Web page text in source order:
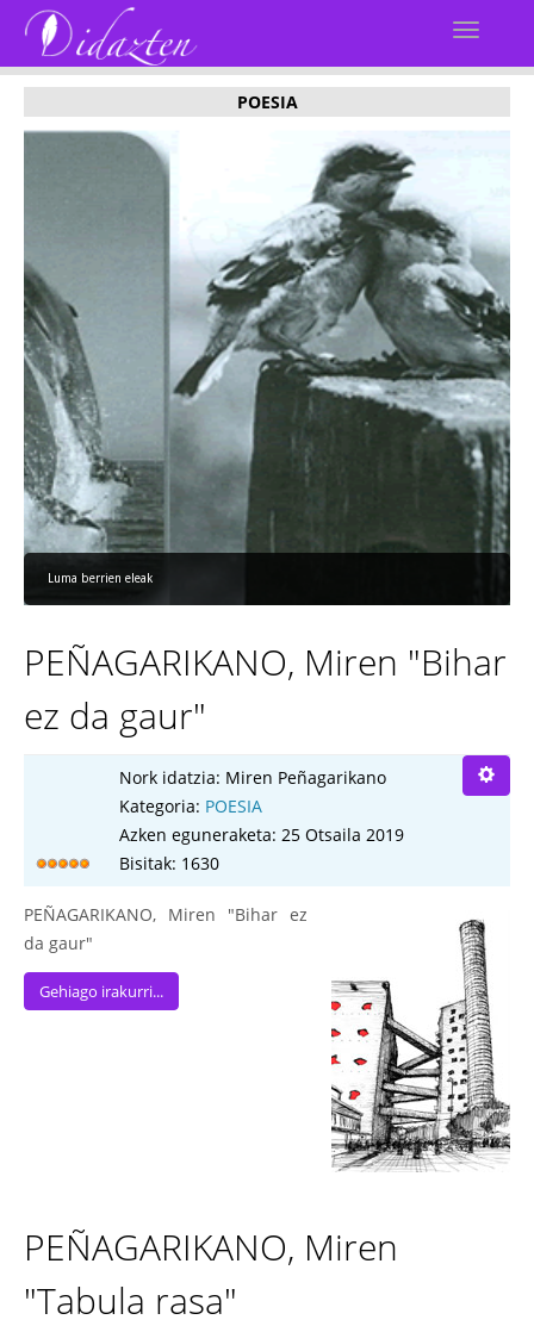
POESIA
Luma berrien eleak
PEÑAGARIKANO, Miren "Bihar
ez da gaur"
Nork idatzia: Miren Peñagarikano
Kategoria: POESIA
Azken eguneraketa: 25 Otsaila 2019
Bisitak: 1630
PEÑAGARIKANO, Miren "Bihar ez
da gaur"
Gehiago irakurri...
PEÑAGARIKANO, Miren
"Tabula rasa"